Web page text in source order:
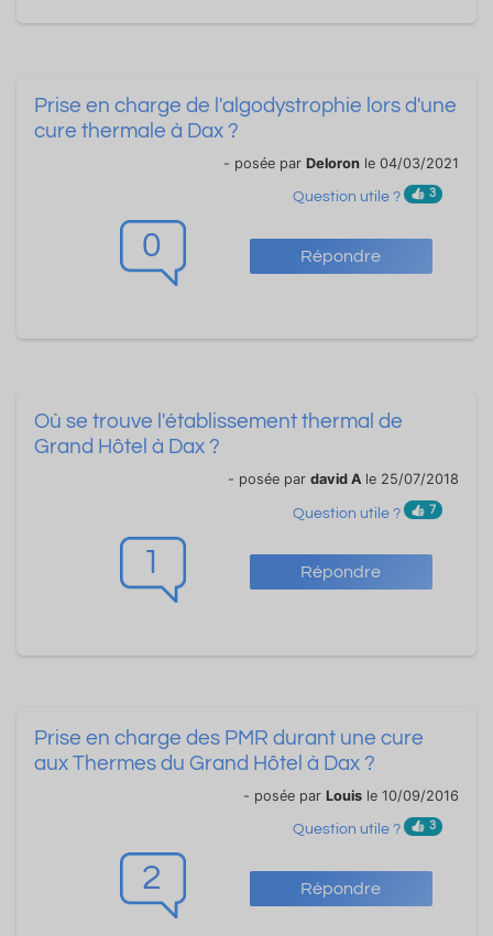
0 Répondre
Prise en charge de l'algodystrophie lors d'une
cure thermale à Dax ?
- posée par Deloron le 04/03/2021
Question utile ? 3
1 Répondre
Où se trouve l'établissement thermal de
Grand Hôtel à Dax ?
- posée par david A le 25/07/2018
Question utile ? 7
2 Répondre
Prise en charge des PMR durant une cure
aux Thermes du Grand Hôtel à Dax ?
- posée par Louis le 10/09/2016
Question utile ? 3